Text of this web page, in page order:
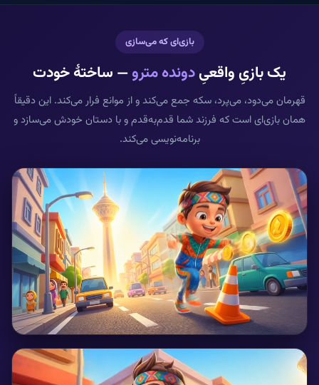
بازی‌ای که می‌سازی
یک بازیِ واقعیِدونده مترو— ساختهٔ خودت
قهرمان می‌دود، می‌پرد، سکه جمع می‌کند و از موانع فرار می‌کند. این دقیقاً
همان بازی‌ای است که فرزند شما قدم‌به‌قدم و با دستان خودش می‌سازد و
برنامه‌نویسی می‌کند.